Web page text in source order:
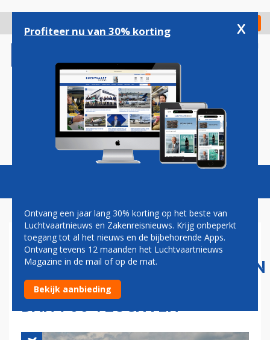
gaan
Check in
Magazine Podcasts Vacatures
AMERIKAANSE
LUCHTVAARTMAATSCHAPPIJEN
SCHRAPPEN MAANDAG MEER
DAN 700 VLUCHTEN
Profiteer nu van 30% korting x
Ontvang een jaar lang 30% korting op het beste van
Luchtvaartnieuws en Zakenreisnieuws. Krijg onbeperkt
toegang tot al het nieuws en de bijbehorende Apps.
Ontvang tevens 12 maanden het Luchtvaartnieuws
Magazine in de mail of op de mat.
Bekijk aanbieding